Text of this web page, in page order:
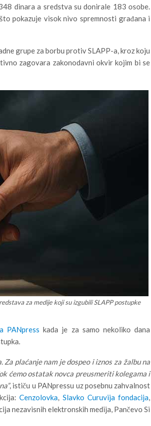
dinara a sredstva su donirale 183 osobe.
pokazuje visok nivo spremnosti građana i
grupe za borbu protiv SLAPP-a, kroz koju
zagovara zakonodavni okvir kojim bi se
za medije koji su izgubili SLAPP postupke
PANpress kada je za samo nekoliko dana
plaćanje nam je dospeo i iznos za žalbu na
ćemo ostatak novca preusmeriti kolegama i
, ističu u PANpressu uz posebnu zahvalnost
Cenzolovka, Slavko Curuvija fondacija,
nezavisnih elektronskih medija, Pančevo Si